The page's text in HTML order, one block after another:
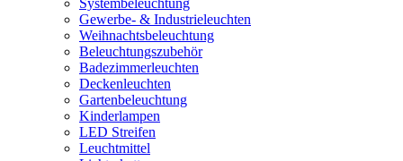
Systembeleuchtung
Gewerbe- & Industrieleuchten
Weihnachtsbeleuchtung
Beleuchtungszubehör
Badezimmerleuchten
Deckenleuchten
Gartenbeleuchtung
Kinderlampen
LED Streifen
Leuchtmittel